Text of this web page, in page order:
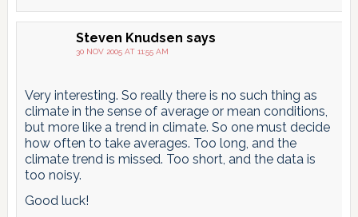
Steven Knudsen says
30 NOV 2005 AT 11:55 AM
Very interesting. So really there is no such thing as
climate in the sense of average or mean conditions,
but more like a trend in climate. So one must decide
how often to take averages. Too long, and the
climate trend is missed. Too short, and the data is
too noisy.
Good luck!